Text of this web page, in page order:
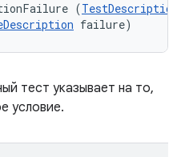
(TestDescription
failure)
тест указывает на то,
условие.